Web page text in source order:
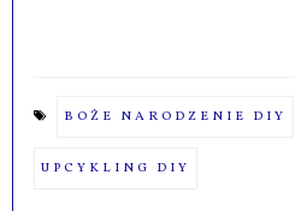
BOŻE NARODZENIE DIY
UPCYKLING DIY